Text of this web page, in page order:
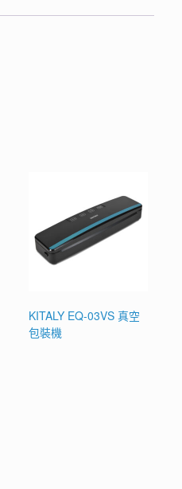
KITALY EQ-03VS 真空
包裝機